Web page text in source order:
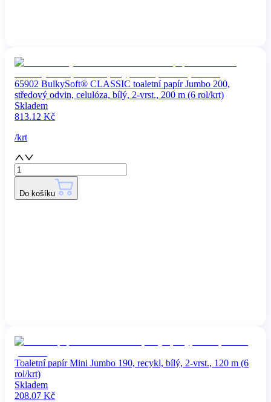
65902 BulkySoft® CLASSIC toaletní papír Jumbo 200,
středový odvin, celulóza, bílý, 2-vrst., 200 m (6 rol/krt)
Skladem
813.12 Kč
/krt
Do košíku
Toaletní papír Mini Jumbo 190, recykl, bílý, 2-vrst., 120 m (6
rol/krt)
Skladem
208.07 Kč